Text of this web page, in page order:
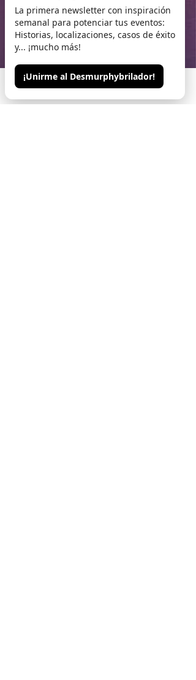
La primera newsletter con inspiración
semanal para potenciar tus eventos:
Historias, localizaciones, casos de éxito
y... ¡mucho más!
¡Unirme al Desmurphybrilador!
Asistentes
Un festival corporativo con
invitados en Madrid y Barcelona
Ubicación
Espacios tematizados para
una experiencia festivalera inmersiva
ExperienciaBanda en vivo, escenario
de festival, participación de los
asistentes y una ambientación única
ObjetivoConvertir una cena de